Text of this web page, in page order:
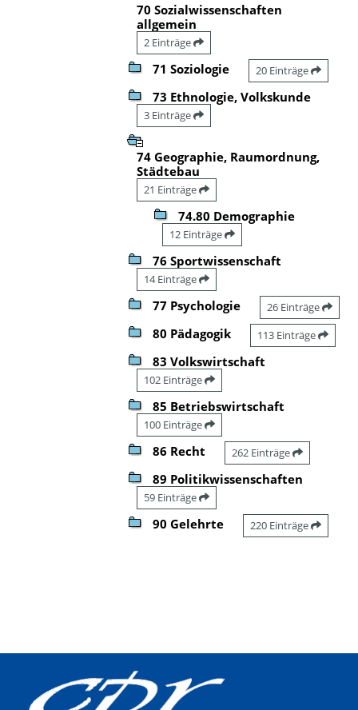
70 Sozialwissenschaften
allgemein
2 Einträge
71 Soziologie 20 Einträge
73 Ethnologie, Volkskunde
3 Einträge
74 Geographie, Raumordnung,
Städtebau
21 Einträge
74.80 Demographie
12 Einträge
76 Sportwissenschaft
14 Einträge
77 Psychologie 26 Einträge
80 Pädagogik 113 Einträge
83 Volkswirtschaft
102 Einträge
85 Betriebswirtschaft
100 Einträge
86 Recht 262 Einträge
89 Politikwissenschaften
59 Einträge
90 Gelehrte 220 Einträge